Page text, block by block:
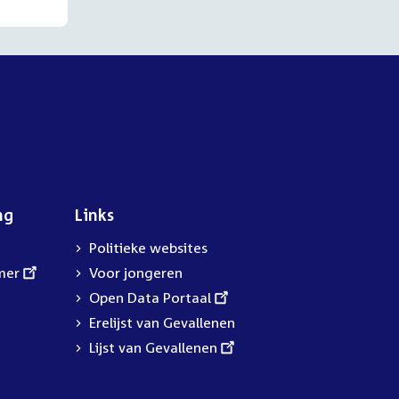
Links
Politieke websites
Voor jongeren
External
link:
Open Data Portaal
Erelijst van Gevallenen
External
Lijst van Gevallenen